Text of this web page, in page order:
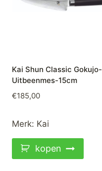
Kai Shun Classic Gokujo-
Uitbeenmes-15cm
€185,00
Merk: Kai
kopen